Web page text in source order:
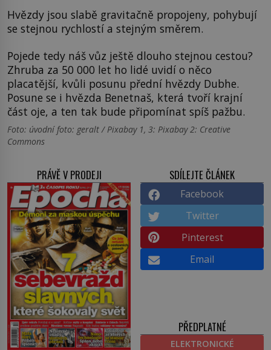
Hvězdy jsou slabě gravitačně propojeny, pohybují
se stejnou rychlostí a stejným směrem.
Pojede tedy náš vůz ještě dlouho stejnou cestou?
Zhruba za 50 000 let ho lidé uvidí o něco
placatější, kvůli posunu přední hvězdy Dubhe.
Posune se i hvězda Benetnaš, která tvoří krajní
část oje, a ten tak bude připomínat spíš pažbu.
Foto: úvodní foto: geralt / Pixabay 1, 3: Pixabay 2: Creative
Commons
PRÁVĚ V PRODEJI SDÍLEJTE ČLÁNEK
Facebook
Twitter
Pinterest
Email
PŘEDPLATNÉ
ELEKTRONICKÉ